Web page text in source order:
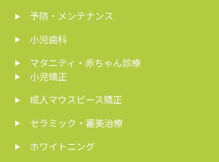
予防・メンテナンス
小児歯科
マタニティ・赤ちゃん診療
小児矯正
成人マウスピース矯正
セラミック・審美治療
ホワイトニング